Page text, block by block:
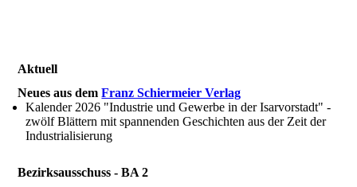
Aktuell
Neues aus demFranz Schiermeier Verlag
Kalender 2026 "Industrie und Gewerbe in der Isarvorstadt" -
zwölf Blättern mit spannenden Geschichten aus der Zeit der
Industrialisierung
Bezirksausschuss - BA 2